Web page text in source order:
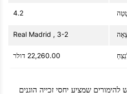
4.2
Real Madrid , 3-2
22,260.00 דולר
שמציע יחסי זכייה הוגנים